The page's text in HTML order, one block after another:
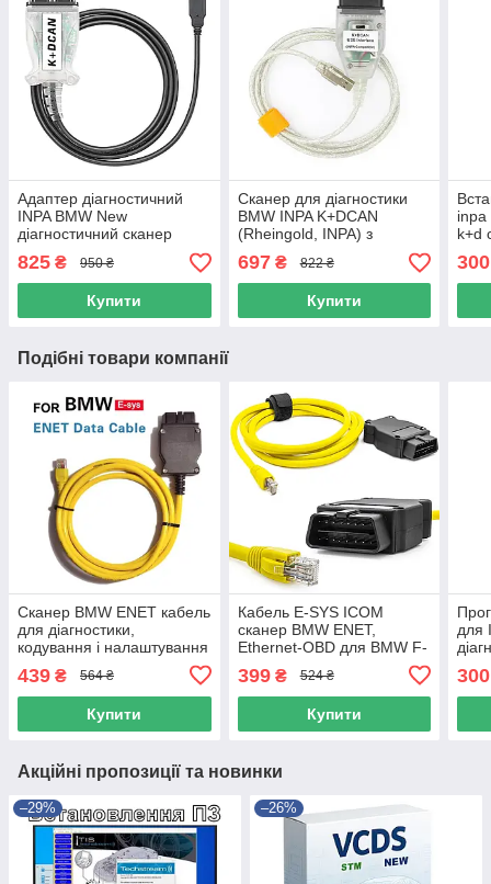
Адаптер діагностичний
INPA BMW New
діагностичний сканер
K+DCAN з перемикачем
(Rheingold, ISTA)
825 ₴ 950 ₴
Купити
Сканер для діагностики
BMW INPA K+DCAN
(Rheingold, INPA) з
перемикачем
697₴ 822 ₴
Купити
inpa
k+d
300
Подібні товари компанії
Сканер BMW ENET кабель
для діагностики,
кодування і налаштування
Ethernet, ICOM) енет
439 ₴ 564 ₴
Купити
Кабель E-SYS ICOM
сканер BMW ENET,
Ethernet-OBD для BMW F-
399₴ 524 ₴
Купити
для
300
Акційні пропозиції та новинки
–29% –26%